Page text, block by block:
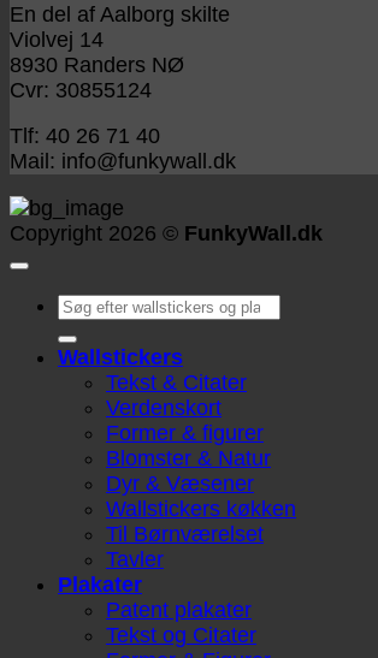
249 kr.
En del af Aalborg skilte
Violvej 14
8930 Randers NØ
Cvr: 30855124
Tlf: 40 26 71 40
Mail: info@funkywall.dk
Copyright 2026 © FunkyWall.dk
Søg
Wallstickers
Tekst & Citater
Verdenskort
Former & figurer
Blomster & Natur
Dyr & Væsener
Wallstickers køkken
Til Børnværelset
Tavler
Plakater
Patent plakater
Tekst og Citater